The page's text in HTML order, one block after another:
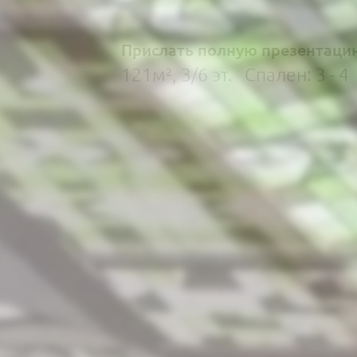
Прислать полную